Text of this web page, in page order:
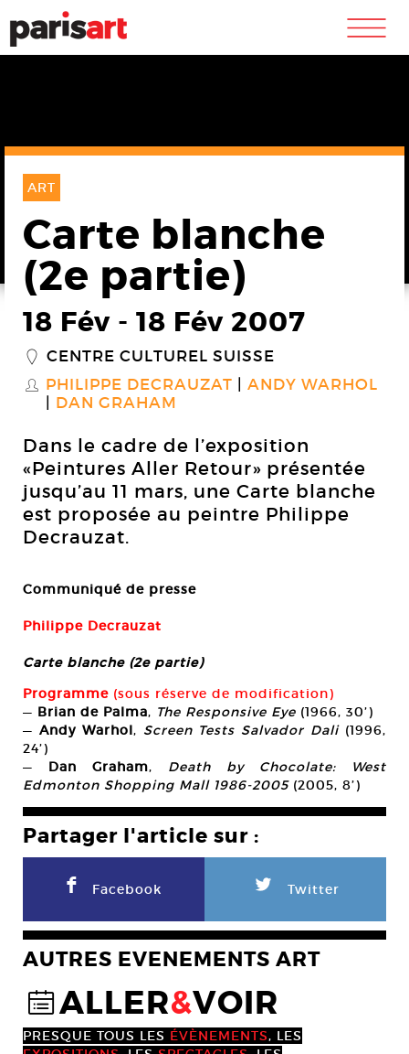
m
ART
Carte blanche
(2e partie)
18 Fév - 18 Fév 2007
_ CENTRE CULTUREL SUISSE
S PHILIPPE DECRAUZAT
ANDY WARHOL
DAN GRAHAM
Dans le cadre de l’exposition
«Peintures Aller Retour» présentée
jusqu’au 11 mars, une Carte blanche
est proposée au peintre Philippe
Decrauzat.
Communiqué de presse
Philippe Decrauzat
Carte blanche (2e partie)
Programme (sous réserve de modification)
— Brian de Palma, The Responsive Eye (1966, 30’)
— Andy Warhol, Screen Tests Salvador Dali(1996,
24’)
— Dan Graham, Death by Chocolate: West
Edmonton Shopping Mall 1986-2005(2005, 8’)
Partager l'article sur :
F Facebook L Twitter
AUTRES EVENEMENTS ART
@ALLER&VOIR
PRESQUE TOUS LES ÉVÈNEMENTS, LES